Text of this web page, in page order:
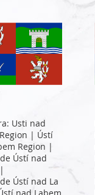
Usti nad
| Ústí
Region |
Ústí nad
Ústí nad La